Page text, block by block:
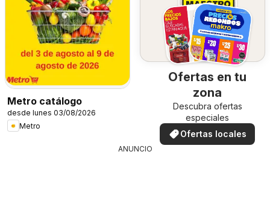
Metro catálogo
desde lunes 03/08/2026
Metro
Ofertas en tu
zona
Descubra ofertas
especiales
Ofertas locales
ANUNCIO